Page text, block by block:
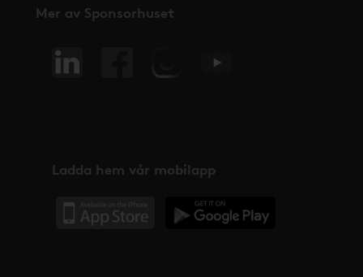
Mer av Sponsorhuset
Ladda hem vår mobilapp